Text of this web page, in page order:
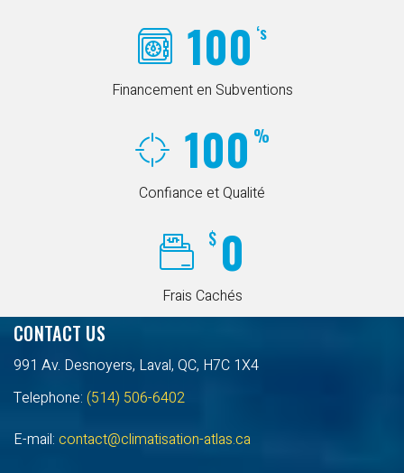
100 ‘s
Financement en Subventions
100 %
Confiance et Qualité
$ 0
Frais Cachés
CONTACT US
991 Av. Desnoyers, Laval, QC, H7C 1X4
Telephone: (514) 506-6402
E-mail: contact@climatisation-atlas.ca